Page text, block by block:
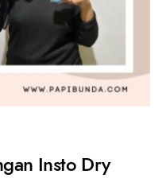
Insto Dry